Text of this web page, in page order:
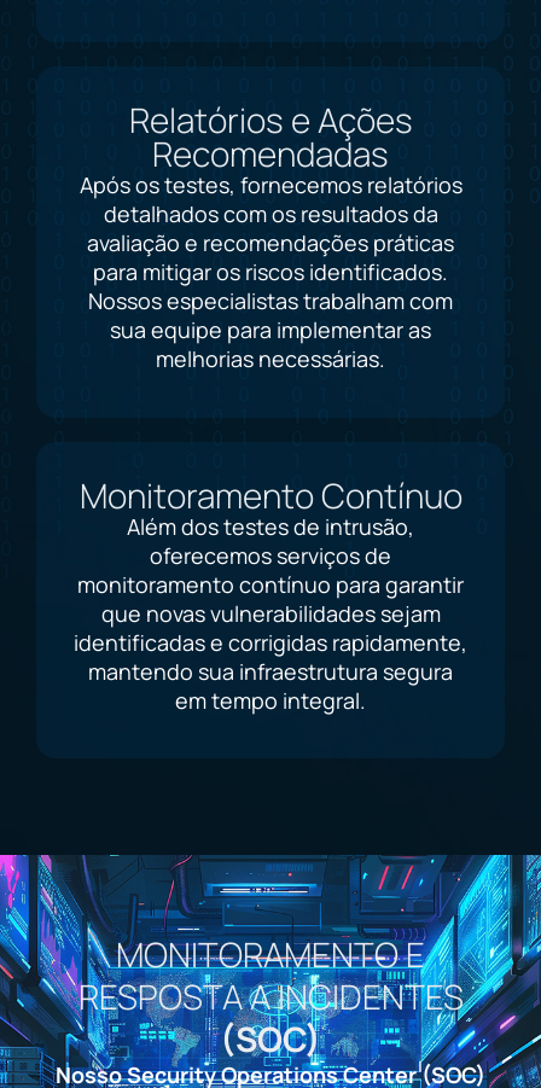
Relatórios e Ações
Recomendadas
Após os testes, fornecemos relatórios
detalhados com os resultados da
avaliação e recomendações práticas
para mitigar os riscos identificados.
Nossos especialistas trabalham com
sua equipe para implementar as
melhorias necessárias.
Monitoramento Contínuo
Além dos testes de intrusão,
oferecemos serviços de
monitoramento contínuo para garantir
que novas vulnerabilidades sejam
identificadas e corrigidas rapidamente,
mantendo sua infraestrutura segura
em tempo integral.
MONITORAMENTO E
RESPOSTA A INCIDENTES
(SOC)
Nosso Security Operations Center (SOC)